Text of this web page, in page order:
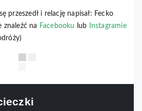
przeszedł i relację napisał: Fecko
znaleźć na Facebooku lub
Instagramie